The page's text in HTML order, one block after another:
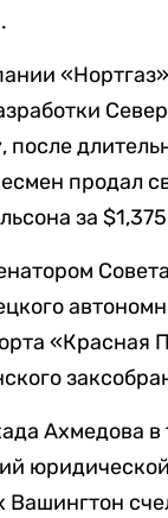
продал
за
«Красная
Ахмедова в
Вашингтон